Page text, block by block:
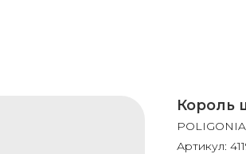
Король
POLIGONIA
Артикул: